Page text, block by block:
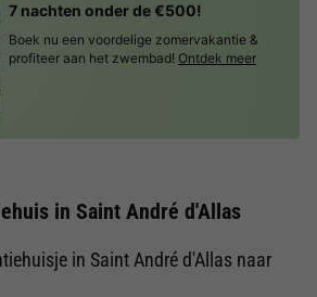
7 nachten onder de €500!
Boek nu een voordelige zomervakantie &
profiteer aan het zwembad! Ontdek meer
in Saint André d'Allas
in Saint André d'Allas naar